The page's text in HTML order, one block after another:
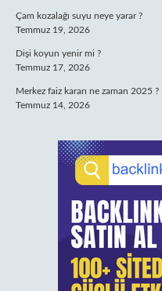
Çam kozalağı suyu neye yarar ?
Temmuz 19, 2026
Dişi koyun yenir mi ?
Temmuz 17, 2026
Merkez faiz kararı ne zaman 2025 ?
Temmuz 14, 2026